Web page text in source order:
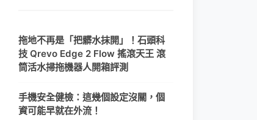
拖地不再是「把髒水抹開」！石頭科
技 Qrevo Edge 2 Flow 搖滾天王 滾
筒活水掃拖機器人開箱評測
手機安全健檢：這幾個設定沒關，個
資可能早就在外流！